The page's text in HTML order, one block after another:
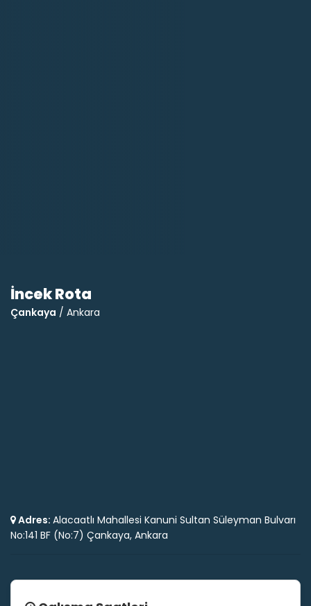
İncek Rota
Çankaya / Ankara
Adres: Alacaatlı Mahallesi Kanuni Sultan Süleyman Bulvarı
No:141 BF (No:7) Çankaya, Ankara